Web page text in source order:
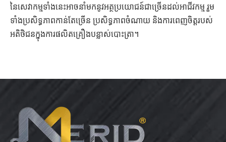
នៃសេវាកម្មទាំងនេះអាចនាំមកនូវអត្ថប្រយោជន៍ជាច្រើនដល់អាជីវកម្ម រួម
ទាំងប្រសិទ្ធភាពកាន់តែច្រើន ប្រសិទ្ធភាពចំណាយ និងការពេញចិត្តរបស់
អតិថិជនក្នុងការផលិតគ្រឿងបន្លាស់បោះត្រា។